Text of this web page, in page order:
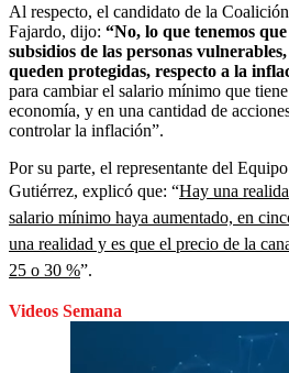
Al respecto, el candidato de la
Fajardo, dijo: “No, lo que tenemos
subsidios de las personas
queden protegidas, respecto a la
para cambiar el salario mínimo que
economía, y en una cantidad de
controlar la inflación”.
Por su parte, el representante del
Gutiérrez, explicó que: “Hay una
salario mínimo haya aumentado, en
una realidad y es que el precio de la
25 o 30 %”.
Videos Semana